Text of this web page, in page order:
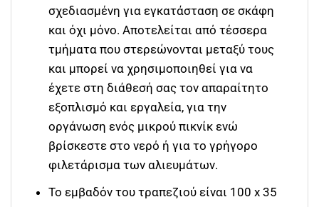
σχεδιασμένη για εγκατάσταση σεσκάφη
και όχι μόνο.Αποτελείται από τέσσερα
τμήματα που στερεώνονται μεταξύ τους
και μπορεί να χρησιμοποιηθεί για να
έχετε στη διάθεσή σας τον απαραίτητο
εξοπλισμό και εργαλεία, για την
οργάνωση ενός μικρού πικνίκ ενώ
βρίσκεστε στο νερό ή για το γρήγορο
φιλετάρισμα των αλιευμάτων.
Το εμβαδόν του τραπεζιού είναι 100 х 35